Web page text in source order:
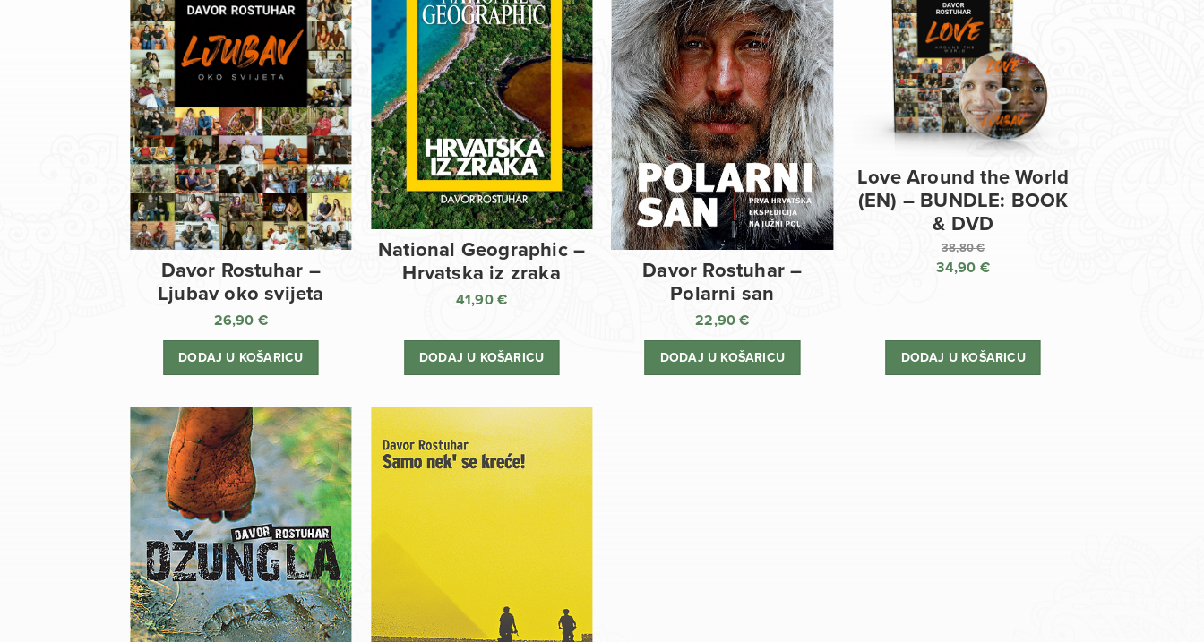
Davor Rostuhar –
Ljubav oko svijeta
26,90 €
DODAJ U KOŠARICU
National Geographic –
Hrvatska iz zraka
41,90€
DODAJ U KOŠARICU
Davor Rostuhar –
Polarni san
22,90€
DODAJ U KOŠARICU
Love Around the World
(EN) – BUNDLE: BOOK
& DVD
38,80€
Izvorna
je:
38,80 €.
34,90 €
je:
34,90 €.
DODAJ U KOŠARICU